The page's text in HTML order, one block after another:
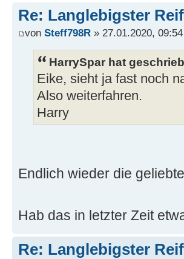
Re: Langlebigster
von Steff798R » 27.01.2020, 09:54
HarrySpar hat
Eike, sieht ja fast noch
Also weiterfahren.
Harry
Endlich wieder die
Hab das in letzter Zeit
Re: Langlebigster